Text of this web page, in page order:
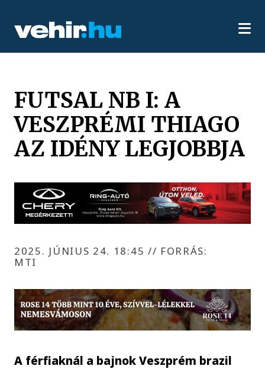
FUTSAL NB I: A
VESZPRÉMI THIAGO
AZ IDÉNY LEGJOBBJA
2025. JÚNIUS 24. 18:45 // FORRÁS:
MTI
A férfiaknál a bajnok Veszprém brazil